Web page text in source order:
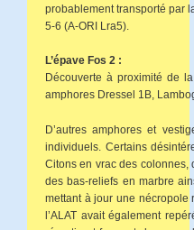
probablement transporté par
5-6 (A-ORI Lra5).
L’épave Fos 2 :
Découverte à proximité de
amphores Dressel 1B,
D’autres amphores et
individuels. Certains
Citons en vrac des colonnes,
des bas-reliefs en marbre
mettant à jour une nécropole
l’ALAT avait également